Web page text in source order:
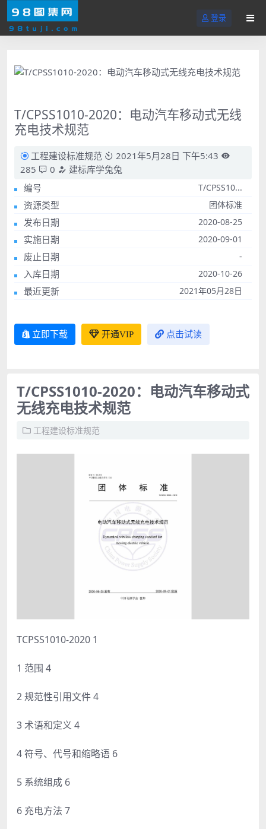
登录
T/CPSS1010-2020：电动汽车移动式无线
充电技术规范
工程建设标准规范
2021年5月28日 下午5:43
285
0
建标库学兔兔
编号
T/CPSS10...
资源类型 团体标准
发布日期 2020-08-25
实施日期 2020-09-01
废止日期 -
入库日期 2020-10-26
最近更新 2021年05月28日
立即下载 开通VIP 点击试读
T/CPSS1010-2020：电动汽车移动式
无线充电技术规范
工程建设标准规范
TCPSS1010-2020 1
1 范围 4
2 规范性引用文件 4
3 术语和定义 4
4 符号、代号和缩略语 6
5 系统组成 6
6 充电方法 7